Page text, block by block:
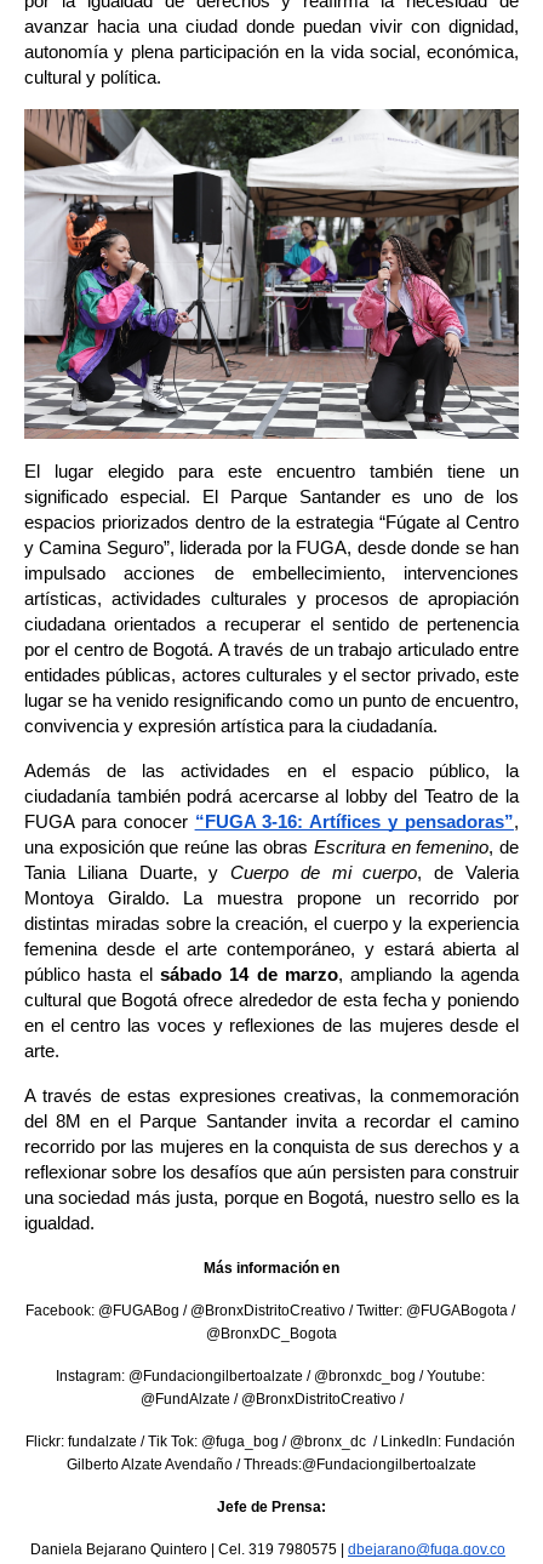
avanzar hacia una ciudad donde puedan vivir con dignidad,
autonomía y plena participación en la vida social, económica,
cultural y política.
El lugar elegido para este encuentro también tiene un
significado especial. El Parque Santander es uno de los
espacios priorizados dentro de la estrategia “Fúgate al Centro
y Camina Seguro”, liderada por la FUGA, desde donde se han
impulsado acciones de embellecimiento, intervenciones
artísticas, actividades culturales y procesos de apropiación
ciudadana orientados a recuperar el sentido de pertenencia
por el centro de Bogotá. A través de un trabajo articulado entre
entidades públicas, actores culturales y el sector privado, este
lugar se ha venido resignificando como un punto de encuentro,
convivencia y expresión artística para la ciudadanía.
Además de las actividades en el espacio público, la
ciudadanía también podrá acercarse al lobby del Teatro de la
FUGA para conocer “FUGA 3-16: Artífices y pensadoras”,
una exposición que reúne las obras Escritura en femenino, de
Tania Liliana Duarte, y Cuerpo de mi cuerpo, de Valeria
Montoya Giraldo. La muestra propone un recorrido por
distintas miradas sobre la creación, el cuerpo y la experiencia
femenina desde el arte contemporáneo, y estará abierta al
público hasta el sábado 14 de marzo, ampliando la agenda
cultural que Bogotá ofrece alrededor de esta fecha y poniendo
en el centro las voces y reflexiones de las mujeres desde el
arte.
A través de estas expresiones creativas, la conmemoración
del 8M en el Parque Santander invita a recordar el camino
recorrido por las mujeres en la conquista de sus derechos y a
reflexionar sobre los desafíos que aún persisten para construir
una sociedad más justa, porque en Bogotá, nuestro sello es la
igualdad.
Más información en
Facebook: @FUGABog / @BronxDistritoCreativo / Twitter: @FUGABogota /
@BronxDC_Bogota
Instagram: @Fundaciongilbertoalzate / @bronxdc_bog / Youtube:
@FundAlzate / @BronxDistritoCreativo /
Flickr: fundalzate / Tik Tok: @fuga_bog / @bronx_dc  / LinkedIn: Fundación
Gilberto Alzate Avendaño / Threads:@Fundaciongilbertoalzate
Jefe de Prensa:
Daniela Bejarano Quintero | Cel. 319 7980575 | dbejarano@fuga.gov.co